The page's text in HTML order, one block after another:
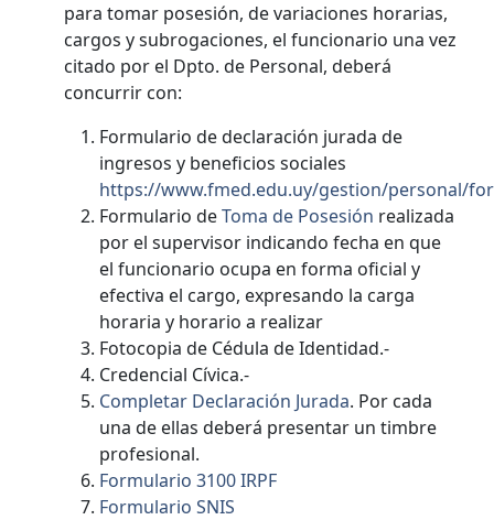
para tomar posesión, de variaciones horarias,
cargos y subrogaciones, el funcionario una vez
citado por el Dpto. de Personal, deberá
concurrir con:
Formulario de declaración jurada de
ingresos y beneficios sociales
https://www.fmed.edu.uy/gestion/personal/
Formulario deToma de Posesión realizada
por el supervisor indicando fecha en que
el funcionario ocupa en forma oficial y
efectiva el cargo, expresando la carga
horaria y horario a realizar
Fotocopia de Cédula de Identidad.-
Credencial Cívica.-
Completar Declaración Jurada. Por cada
una de ellas deberá presentar un timbre
profesional.
Formulario 3100 IRPF
Formulario SNIS